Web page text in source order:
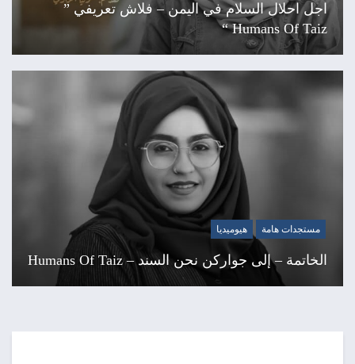
اجل احلال السلام في اليمن – فلاش تعريفي ”
Humans Of Taiz “
مستجدات هامة هيوميديا
الخاتمة – إلى جواركن نحن السند – Humans Of Taiz